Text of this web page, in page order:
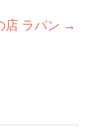
店 ラパン →